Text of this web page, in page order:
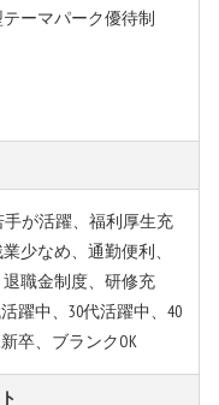
ーマパーク優待制
手が活躍、福利厚生充
少なめ、通勤便利、
職金制度、研修充
躍中、30代活躍中、40
卒、ブランクOK